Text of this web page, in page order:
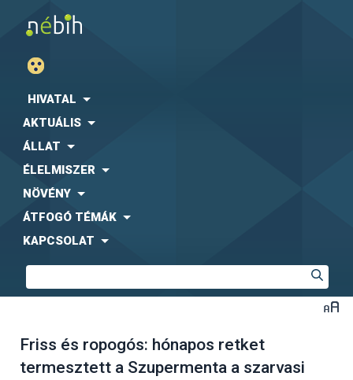
HIVATAL
AKTUÁLIS
ÁLLAT
ÉLELMISZER
NÖVÉNY
ÁTFOGÓ TÉMÁK
KAPCSOLAT
Friss és ropogós: hónapos retket
termesztett a Szupermenta a szarvasi